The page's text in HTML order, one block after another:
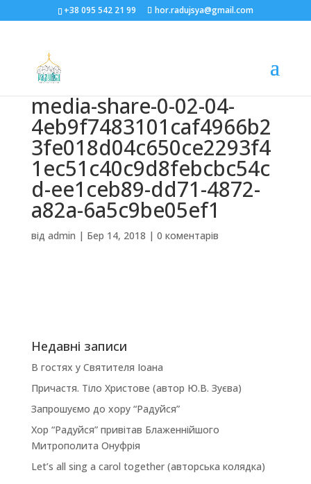
+38 095 542 21 99 hor.radujsya@gmail.com
media-share-0-02-04-
4eb9f7483101caf4966b2
3fe018d04c650ce2293f4
1ec51c40c9d8febcbc54c
d-ee1ceb89-dd71-4872-
a82a-6a5c9be05ef1
від admin | Бер 14, 2018 | 0 коментарів
Недавні записи
В гостях у Святителя Іоана
Причастя. Тіло Христове (автор Ю.В. Зуєва)
Запрошуємо до хору “Радуйся”
Хор “Радуйся” привітав Блаженнійшого
Митрополита Онуфрія
Let’s all sing a carol together (авторська колядка)